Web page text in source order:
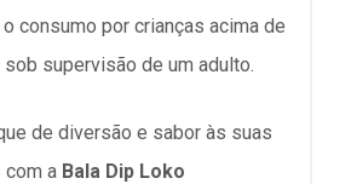
consumo por crianças acima de
supervisão de um adulto.
de diversão e sabor às suas
com a Bala Dip Loko